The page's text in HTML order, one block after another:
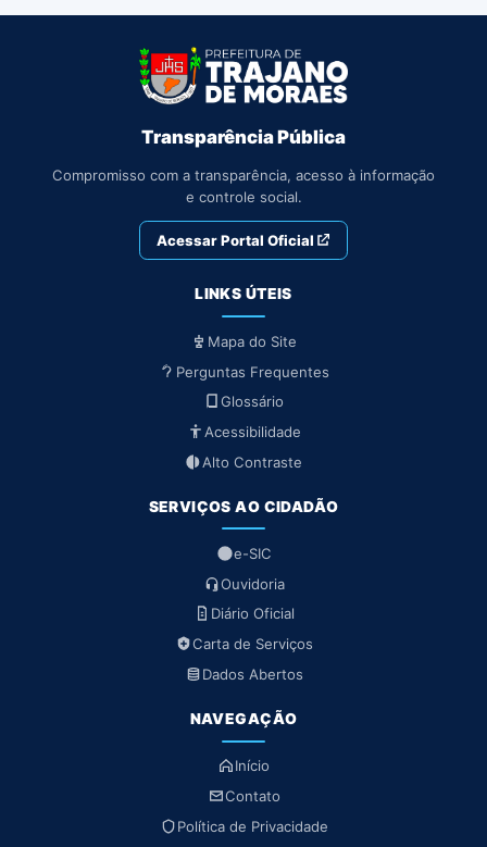
Transparência Pública
Compromisso com a transparência, acesso à informação
e controle social.
Acessar Portal Oficial
LINKS ÚTEIS
Mapa do Site
Perguntas Frequentes
Glossário
Acessibilidade
Alto Contraste
SERVIÇOS AO CIDADÃO
e-SIC
Ouvidoria
Diário Oficial
Carta de Serviços
Dados Abertos
NAVEGAÇÃO
Início
Contato
Política de Privacidade